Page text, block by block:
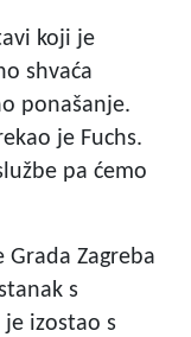
koji je
shvaća
ponašanje.
je Fuchs.
pa ćemo
Grada Zagreba
s
izostao s